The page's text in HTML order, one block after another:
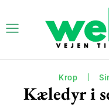
Krop
Kæledyr i